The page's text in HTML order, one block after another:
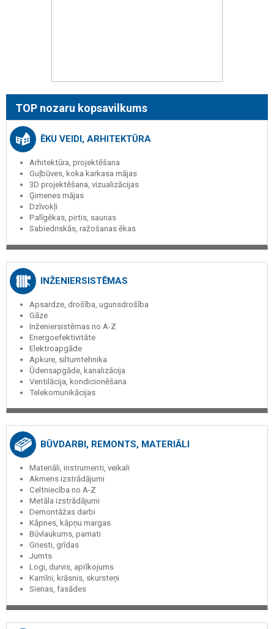
TOP nozaru kopsavilkums
ĒKU VEIDI, ARHITEKTŪRA
Arhitektūra, projektēšana
Guļbūves, koka karkasa mājas
3D projektēšana, vizualizācijas
Ģimenes mājas
Dzīvokļi
Palīgēkas, pirtis, saunas
Sabiedriskās, ražošanas ēkas
INŽENIERSISTĒMAS
Apsardze, drošība, ugunsdrošība
Gāze
Inženiersistēmas no A-Z
Energoefektivitāte
Elektroapgāde
Apkure, siltumtehnika
Ūdensapgāde, kanalizācija
Ventilācija, kondicionēšana
Telekomunikācijas
BŪVDARBI, REMONTS, MATERIĀLI
Materiāli, instrumenti, veikali
Akmens izstrādājumi
Celtniecība no A-Z
Metāla izstrādājumi
Demontāžas darbi
Kāpnes, kāpņu margas
Būvlaukums, pamati
Griesti, grīdas
Jumts
Logi, durvis, aprīkojums
Kamīni, krāsnis, skursteņi
Sienas, fasādes